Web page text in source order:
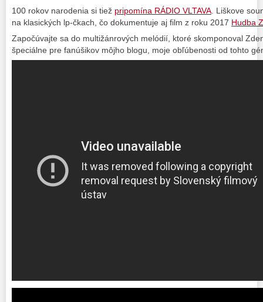
100 rokov narodenia si tiež pripomína RÁDIO VLTAVA . Liškove
na klasických lp-čkach, čo dokumentuje aj film z roku 2017 Hudba
Započúvajte sa do multižánrových melódií, ktoré skomponoval
špeciálne pre fanúšikov môjho blogu, moje obľúbenosti od tohto